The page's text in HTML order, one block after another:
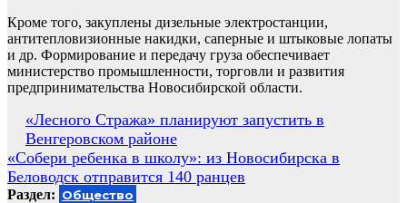
Кроме того, закуплены дизельные электростанции,
антитепловизионные накидки, саперные и штыковые лопаты
и др. Формирование и передачу груза обеспечивает
министерство промышленности, торговли и развития
предпринимательства Новосибирской области.
Навигация
по
записям
«Лесного Стража» планируют запустить в
Венгеровском районе
«Собери ребенка в школу»: из Новосибирска в
Беловодск отправится 140 ранцев
Раздел: Общество